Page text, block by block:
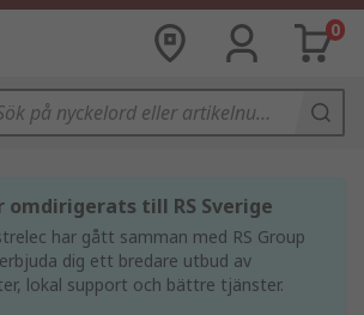
0
omdirigerats till RS Sverige
har gått samman med RS Group
dig ett bredare utbud av
lokal support och bättre tjänster.